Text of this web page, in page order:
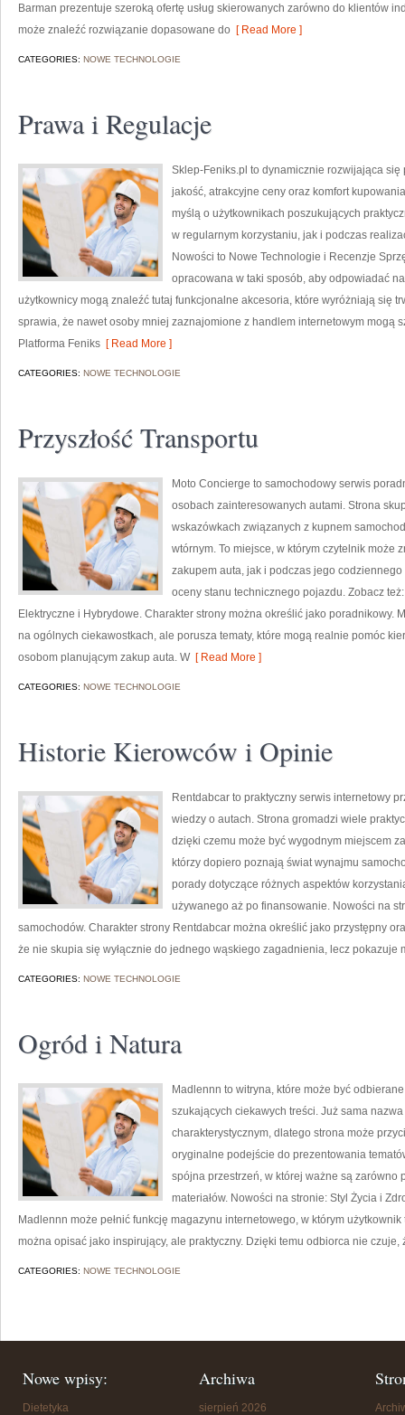
Barman prezentuje szeroką ofertę usług skierowanych zarówno do klientów
może znaleźć rozwiązanie dopasowane do [ Read More ]
CATEGORIES: NOWE TECHNOLOGIE
Prawa i Regulacje
Sklep-Feniks.pl to dynamicznie rozwijająca
jakość, atrakcyjne ceny oraz komfort
myślą o użytkownikach poszukujących
w regularnym korzystaniu, jak i podczas
Nowości to Nowe Technologie i Recenzje
opracowana w taki sposób, aby odpowiadać
użytkownicy mogą znaleźć tutaj funkcjonalne akcesoria, które wyróżniają się
sprawia, że nawet osoby mniej zaznajomione z handlem internetowym mogą
Platforma Feniks [ Read More ]
CATEGORIES: NOWE TECHNOLOGIE
Przyszłość Transportu
Moto Concierge to samochodowy serwis
osobach zainteresowanych autami. Strona
wskazówkach związanych z kupnem
wtórnym. To miejsce, w którym czytelnik może
zakupem auta, jak i podczas jego
oceny stanu technicznego pojazdu. Zobacz
Elektryczne i Hybrydowe. Charakter strony można określić jako poradnikowy.
na ogólnych ciekawostkach, ale porusza tematy, które mogą realnie pomóc
osobom planującym zakup auta. W [ Read More ]
CATEGORIES: NOWE TECHNOLOGIE
Historie Kierowców i Opinie
Rentdabcar to praktyczny serwis internetowy
wiedzy o autach. Strona gromadzi wiele
dzięki czemu może być wygodnym miejscem
którzy dopiero poznają świat wynajmu
porady dotyczące różnych aspektów
używanego aż po finansowanie. Nowości na
samochodów. Charakter strony Rentdabcar można określić jako przystępny
że nie skupia się wyłącznie do jednego wąskiego zagadnienia, lecz pokazuje
CATEGORIES: NOWE TECHNOLOGIE
Ogród i Natura
Madlennn to witryna, które może być
szukających ciekawych treści. Już sama
charakterystycznym, dlatego strona może
oryginalne podejście do prezentowania
spójna przestrzeń, w której ważne są zarówno
materiałów. Nowości na stronie: Styl Życia i
Madlennn może pełnić funkcję magazynu internetowego, w którym
można opisać jako inspirujący, ale praktyczny. Dzięki temu odbiorca nie
CATEGORIES: NOWE TECHNOLOGIE
Nowe wpisy:
Dietetyka
Archiwa
sierpień 2026